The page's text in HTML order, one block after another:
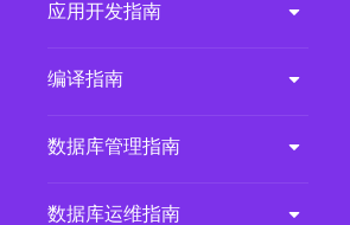
1.0.1 (EOM)
应用开发指南
编译指南
数据库管理指南
数据库运维指南